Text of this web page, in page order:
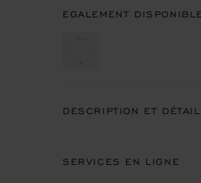
EGALEMENT
DESCRIPTION ET
SERVICES EN LIGNE